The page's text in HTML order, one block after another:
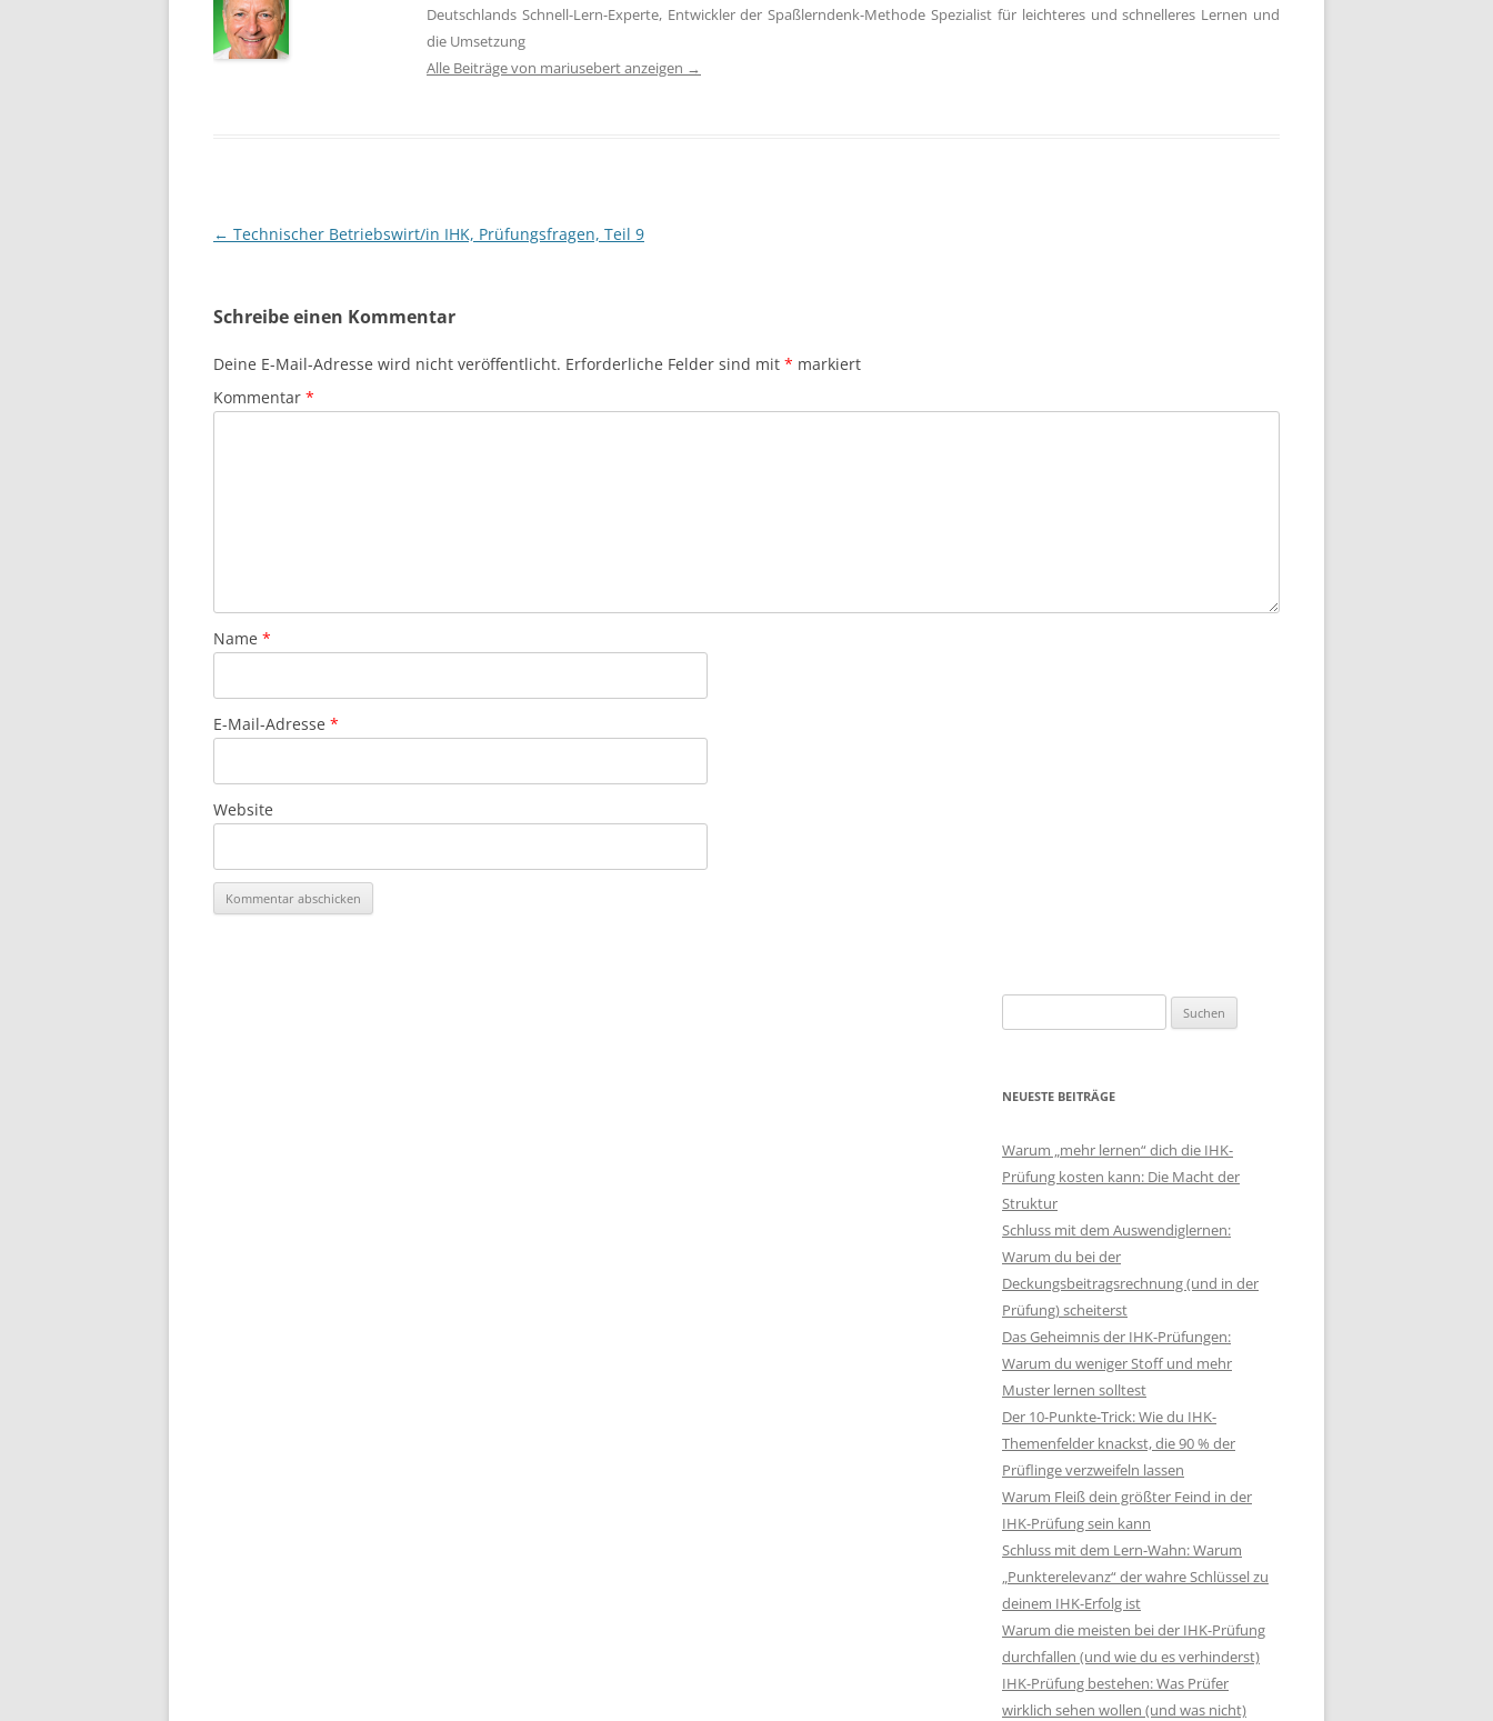
Deutschlands Schnell-Lern-Experte, Entwickler der Spaßlerndenk-Methode Spezialist für leichteres und schnelleres Lernen und
die Umsetzung
Alle Beiträge von mariusebert anzeigen →
Beitragsnavigation
← Technischer Betriebswirt/in IHK, Prüfungsfragen, Teil 9
Schreibe einen Kommentar
Deine E-Mail-Adresse wird nicht veröffentlicht. Erforderliche Felder sind mit * markiert
Kommentar *
Name *
E-Mail-Adresse *
Website
nach:
NEUESTE BEITRÄGE
Warum „mehr lernen“ dich die IHK-
Prüfung kosten kann: Die Macht der
Struktur
Schluss mit dem Auswendiglernen:
Warum du bei der
Deckungsbeitragsrechnung (und in der
Prüfung) scheiterst
Das Geheimnis der IHK-Prüfungen:
Warum du weniger Stoff und mehr
Muster lernen solltest
Der 10-Punkte-Trick: Wie du IHK-
Themenfelder knackst, die 90 % der
Prüflinge verzweifeln lassen
Warum Fleiß dein größter Feind in der
IHK-Prüfung sein kann
Schluss mit dem Lern-Wahn: Warum
„Punkterelevanz“ der wahre Schlüssel zu
deinem IHK-Erfolg ist
Warum die meisten bei der IHK-Prüfung
durchfallen (und wie du es verhinderst)
IHK-Prüfung bestehen: Was Prüfer
wirklich sehen wollen (und was nicht)